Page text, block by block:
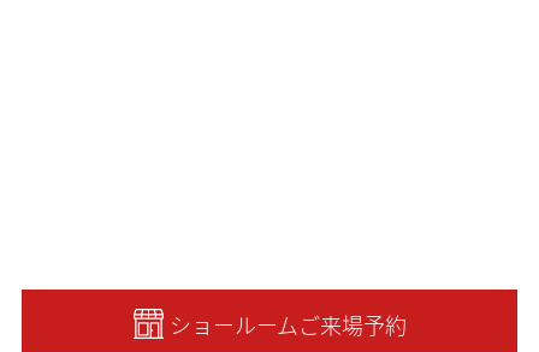
ショールームご来場予約